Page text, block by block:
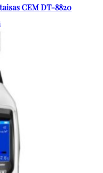
CEM DT-8820